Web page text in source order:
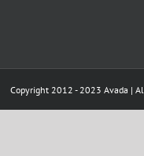
Copyright 2012 - 2023 Avada |